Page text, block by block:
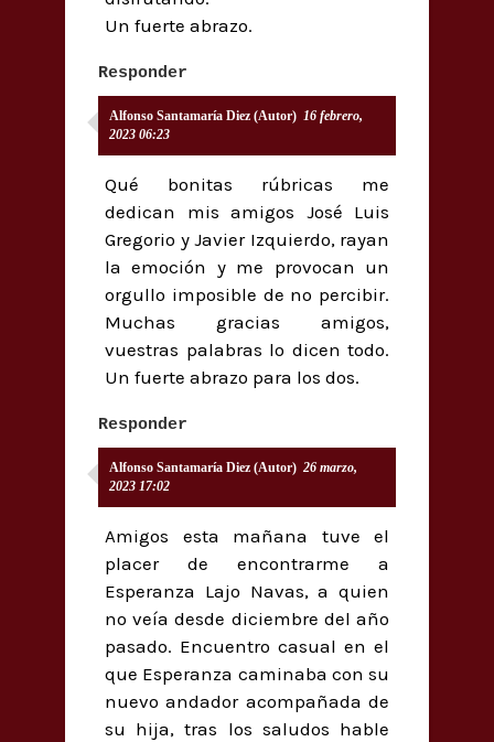
Un fuerte abrazo.
Responder
Alfonso Santamaría Diez (Autor) 16 febrero,
2023 06:23
Qué bonitas rúbricas me
dedican mis amigos José Luis
Gregorio y Javier Izquierdo, rayan
la emoción y me provocan un
orgullo imposible de no percibir.
Muchas gracias amigos,
vuestras palabras lo dicen todo.
Un fuerte abrazo para los dos.
Responder
Alfonso Santamaría Diez (Autor) 26 marzo,
2023 17:02
Amigos esta mañana tuve el
placer de encontrarme a
Esperanza Lajo Navas, a quien
no veía desde diciembre del año
pasado. Encuentro casual en el
que Esperanza caminaba con su
nuevo andador acompañada de
su hija, tras los saludos hable